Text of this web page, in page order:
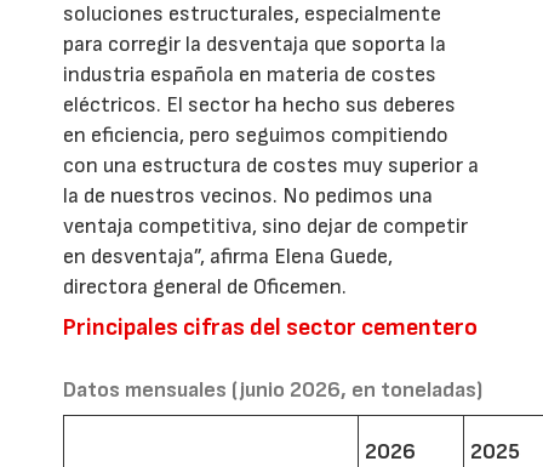
soluciones estructurales, especialmente
para corregir la desventaja que soporta la
industria española en materia de costes
eléctricos. El sector ha hecho sus deberes
en eficiencia, pero seguimos compitiendo
con una estructura de costes muy superior a
la de nuestros vecinos. No pedimos una
ventaja competitiva, sino dejar de competir
en desventaja”, afirma Elena Guede,
directora general de Oficemen.
Principales cifras del sector cementero
Datos mensuales (junio 2026, en toneladas)
2026 2025